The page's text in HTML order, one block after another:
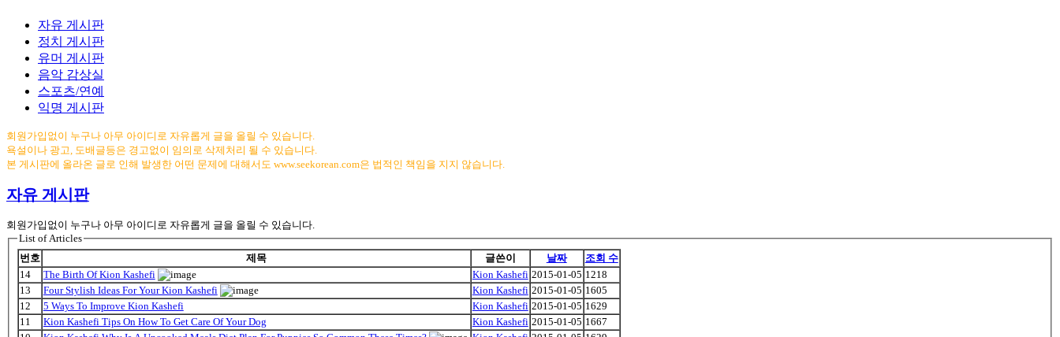
자유 게시판
정치 게시판
유머 게시판
음악 감상실
스포츠/연예
익명 게시판
회원가입없이 누구나 아무 아이디로 자유롭게 글을 올릴 수 있습니다.
욕설이나 광고, 도배글등은 경고없이 임의로 삭제처리 될 수 있습니다.
본 게시판에 올라온 글로 인해 발생한 어떤 문제에 대해서도 www.seekorean.com은 법적인 책임을 지지 않습니다.
자유 게시판
회원가입없이 누구나 아무 아이디로 자유롭게 글을 올릴 수 있습니다.
List of Articles
번호
제목 글쓴이 날짜
조회 수
14
The Birth Of Kion Kashefi Kion Kashefi 2015-01-05 1218
13
Four Stylish Ideas For Your Kion Kashefi Kion Kashefi 2015-01-05 1605
12
5 Ways To Improve Kion Kashefi Kion Kashefi 2015-01-05 1629
11
Kion Kashefi Tips On How To Get Care Of Your Dog Kion Kashefi 2015-01-05 1667